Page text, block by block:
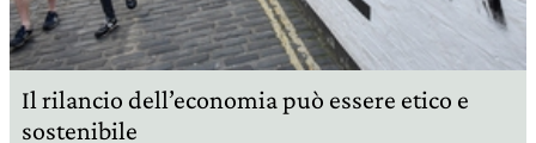
Il rilancio dell’economia può essere etico e
sostenibile